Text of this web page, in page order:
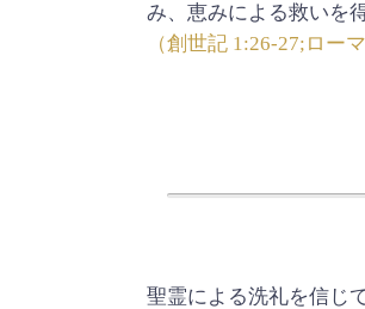
み、恵みによる救いを
（創世記 1:26-27;ロー
聖霊による洗礼を信じ